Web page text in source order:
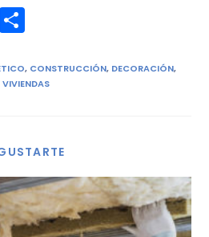
W
h
m
p
tir
, CONSTRUCCIÓN, DECORACIÓN,
VIVIENDAS